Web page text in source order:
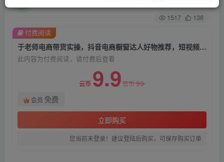
1517 136
于老师电商带货实操，抖音电商橱窗达人好物推荐，短视频带货实操小店随心推（80节完整）
此内容为付费阅读，请付费后查看
云币 9.9云币99
会员 免费
立即购买
您当前未登录！建议登陆后购买，可保存购买订单
付费阅读